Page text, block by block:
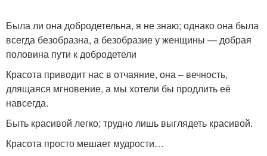
Была ли она добродетельна, я не знаю; однако она была
всегда безобразна, а безобразие у женщины — добрая
половина пути к добродетели
Красота приводит нас в отчаяние, она – вечность,
длящаяся мгновение, а мы хотели бы продлить её
навсегда.
Быть красивой легко; трудно лишь выглядеть красивой.
Красота просто мешает мудрости…